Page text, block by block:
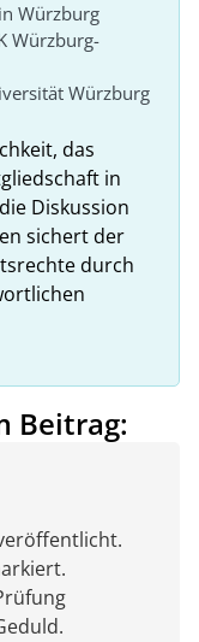
Würzburg
Würzburg-
Würzburg
das
in
Diskussion
sichert der
durch
Beitrag: